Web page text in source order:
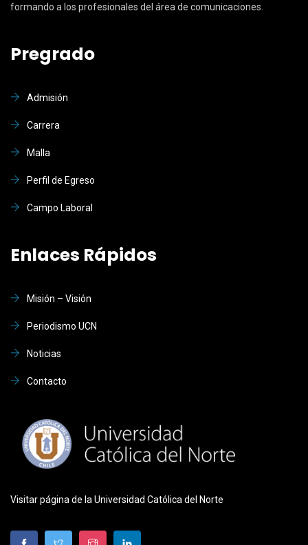
formando a los profesionales del área de comunicaciones.
Pregrado
Admisión
Carrera
Malla
Perfil de Egreso
Campo Laboral
Enlaces Rápidos
Misión – Visión
Periodismo UCN
Noticias
Contacto
Visitar página de la Universidad Católica del Norte